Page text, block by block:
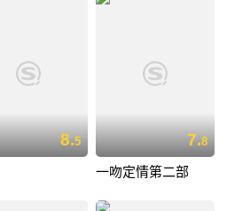
8.5 7.8
一吻定情第二部